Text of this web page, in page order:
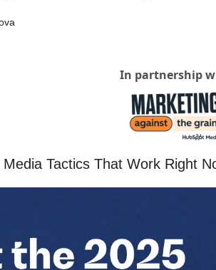
In partnership
Tactics That Work Right